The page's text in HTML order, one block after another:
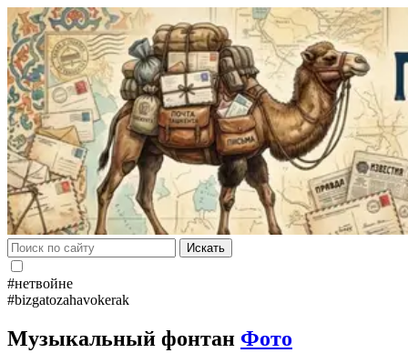
Искать
#нетвойне
#bizgatozahavokerak
Музыкальный фонтан Фото